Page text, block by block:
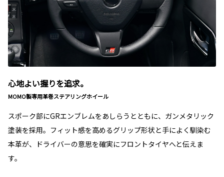
心地よい握りを追求。
MOMO製専用革巻ステアリングホイール
スポーク部にGRエンブレムをあしらうとともに、ガンメタリック
塗装を採用。フィット感を高めるグリップ形状と手によく馴染む
本革が、ドライバーの意思を確実にフロントタイヤへと伝えま
す。